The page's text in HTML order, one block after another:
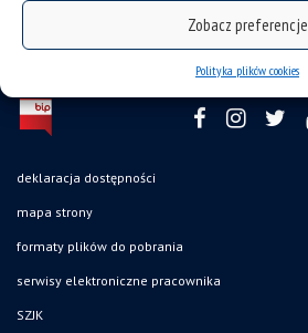
Zobacz preferencje
Polityka plików cookies
deklaracja dostępności
mapa strony
formaty plików do pobrania
serwisy elektroniczne pracownika
SZJK